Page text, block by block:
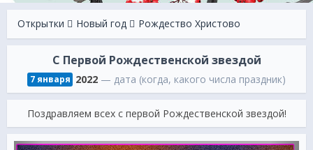
Открытки Новый год Рождество Христово
С Первой Рождественской звездой
7 января 2022 — дата (когда, какого числа праздник)
Поздравляем всех с первой Рождественской звездой!